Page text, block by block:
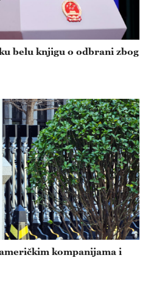
belu knjigu o odbrani zbog
kompanijama i